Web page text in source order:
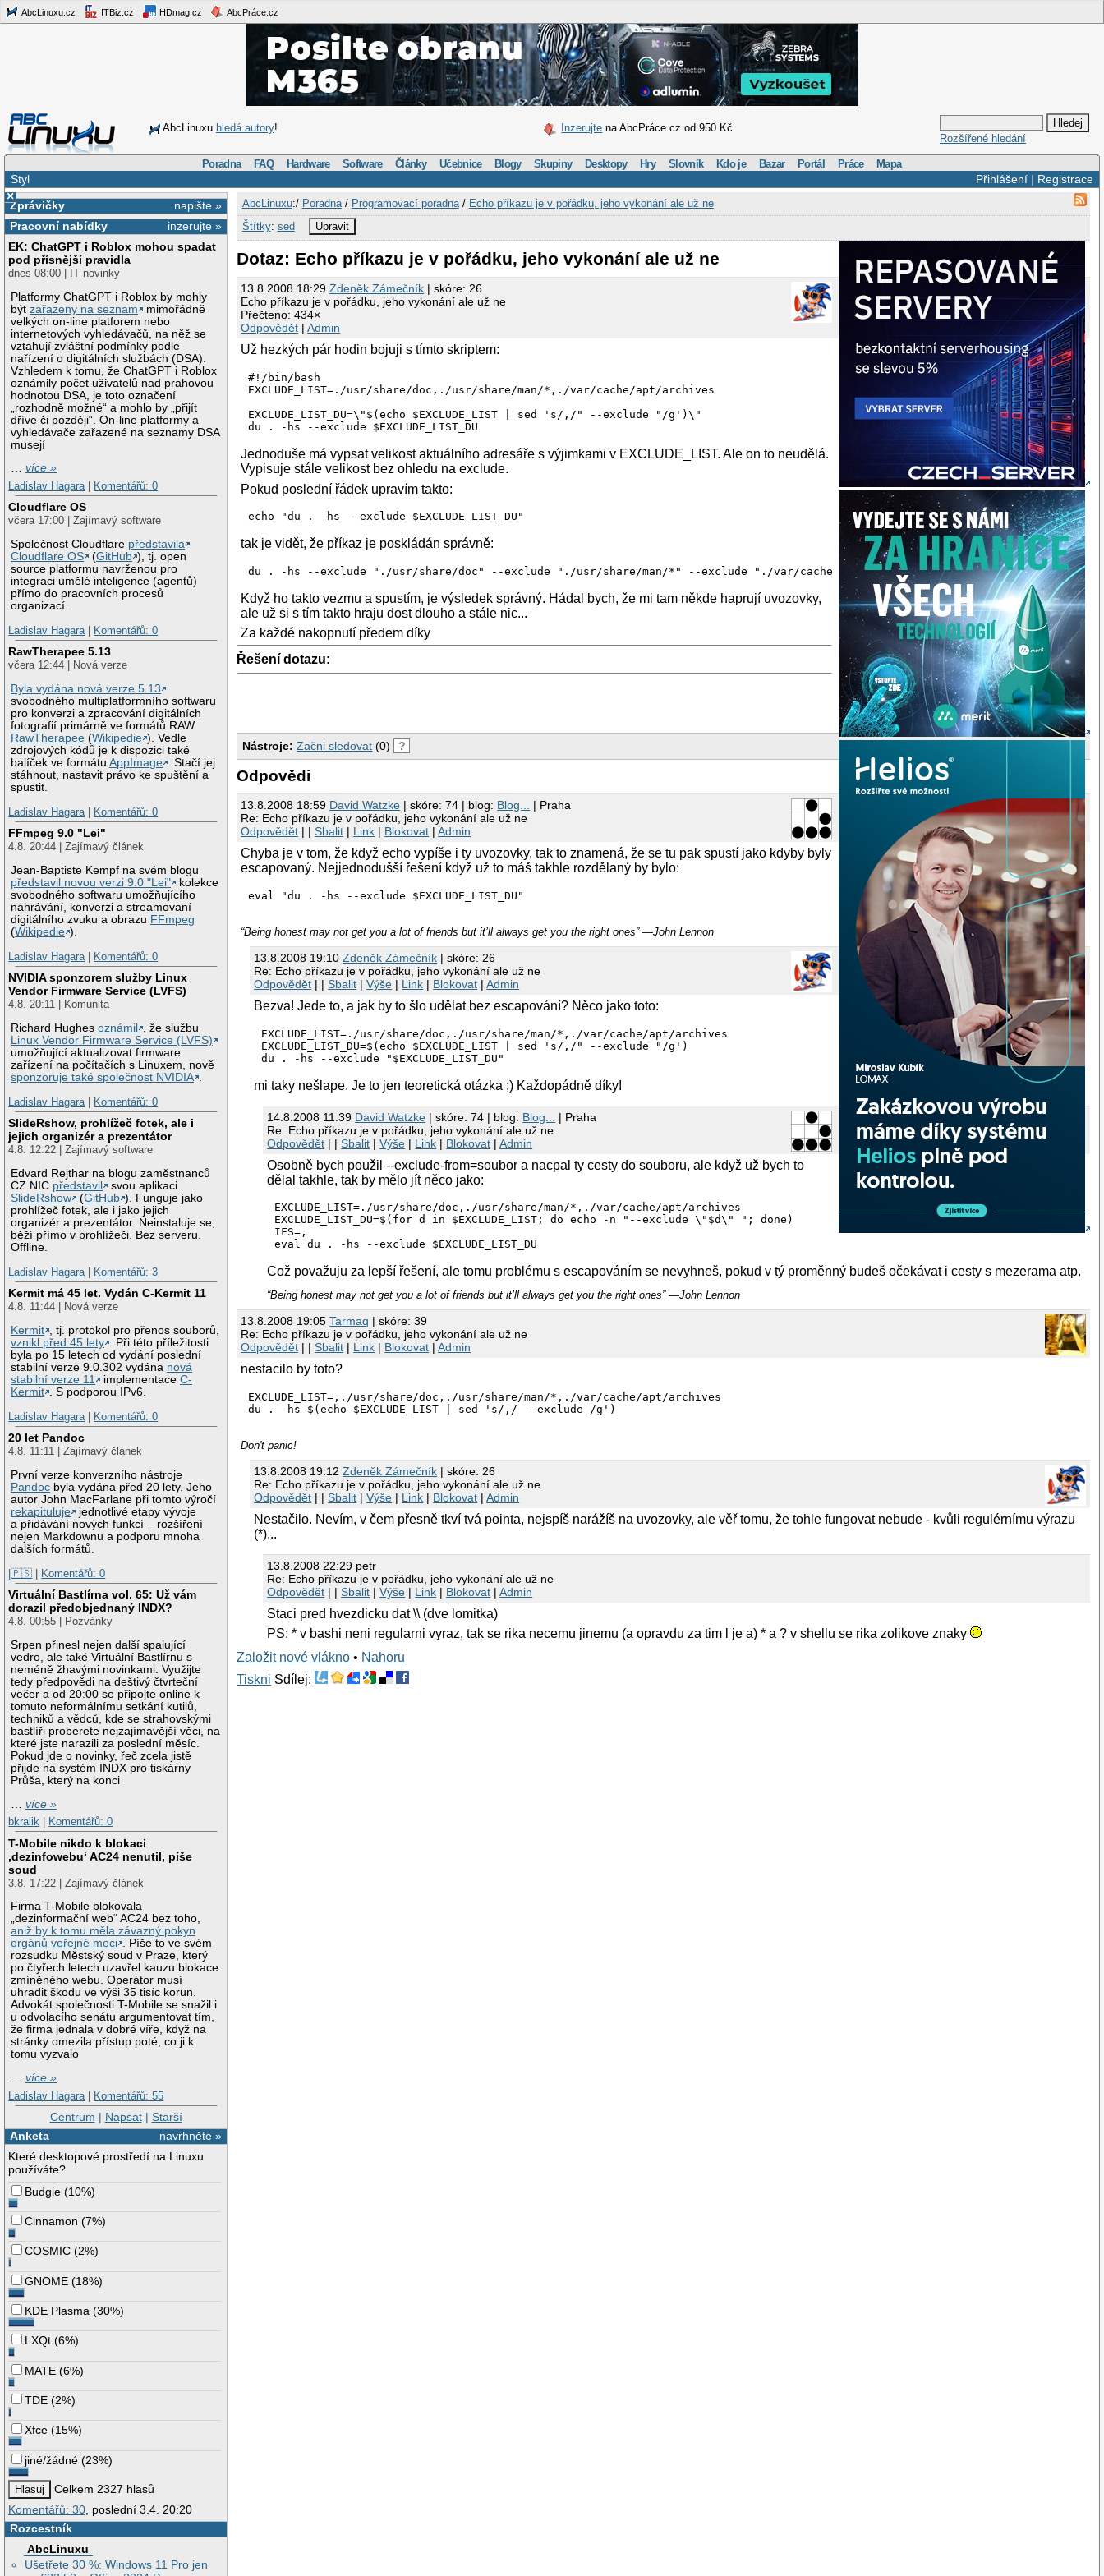
AbcLinuxu.cz ITBiz.cz HDmag.cz AbcPráce.cz
AbcLinuxu hledá autory! Inzerujte na AbcPráce.cz od 950 Kč
Rozšířené hledání
Poradna FAQ Hardware Software Články Učebnice Blogy Skupiny Desktopy Hry Slovník Kdo je Bazar Portál Práce Mapa
Přihlášení| Registrace
Styl
×
napište »
Zprávičky
inzerujte »
Pracovní nabídky
EK: ChatGPT i Roblox mohou spadat
pod přísnější pravidla
dnes 08:00 | IT novinky
Platformy ChatGPT i Roblox by mohly
býtzařazeny na seznam
mimořádně
velkých on-line platforem nebo
internetových vyhledávačů, na něž se
vztahují zvláštní podmínky podle
nařízení o digitálních službách (DSA).
Vzhledem k tomu, že ChatGPT i Roblox
oznámily počet uživatelů nad prahovou
hodnotou DSA, je toto označení
„rozhodně možné“ a mohlo by „přijít
dříve či později“. On-line platformy a
vyhledávače zařazené na seznamy DSA
musejí
…více »
Ladislav Hagara
Komentářů: 0
Cloudflare OS
včera 17:00 | Zajímavý software
Společnost Cloudflare představila
Cloudflare OS
(GitHub ), tj. open
source platformu navrženou pro
integraci umělé inteligence (agentů)
přímo do pracovních procesů
organizací.
Ladislav Hagara
Komentářů: 0
RawTherapee 5.13
včera 12:44 | Nová verze
Byla vydána nová verze 5.13
svobodného multiplatformního softwaru
pro konverzi a zpracování digitálních
fotografií primárně ve formátů RAW
RawTherapee (Wikipedie ). Vedle
zdrojových kódů je k dispozici také
balíček ve formátuAppImage . Stačí jej
stáhnout, nastavit právo ke spuštění a
spustit.
Ladislav Hagara
Komentářů: 0
FFmpeg 9.0 "Lei"
4.8. 20:44 | Zajímavý článek
Jean-Baptiste Kempf na svém blogu
představil novou verzi 9.0 "Lei"
kolekce
svobodného softwaru umožňujícího
nahrávání, konverzi a streamovaní
digitálního zvuku a obrazu FFmpeg
(Wikipedie ).
Ladislav Hagara
Komentářů: 0
NVIDIA sponzorem služby Linux
Vendor Firmware Service (LVFS)
4.8. 20:11 | Komunita
Richard Hughesoznámil
, že službu
Linux Vendor Firmware Service (LVFS)
umožňující aktualizovat firmware
zařízení na počítačích s Linuxem, nově
sponzoruje také společnost NVIDIA .
Ladislav Hagara | Komentářů: 0
SlideRshow, prohlížeč fotek, ale i
jejich organizér a prezentátor
4.8. 12:22 | Zajímavý software
Edvard Rejthar na blogu zaměstnanců
CZ.NIC představil
svou aplikaci
SlideRshow
(GitHub ). Funguje jako
prohlížeč fotek, ale i jako jejich
organizér a prezentátor. Neinstaluje se,
běží přímo v prohlížeči. Bez serveru.
Offline.
Ladislav Hagara | Komentářů: 3
Kermit má 45 let. Vydán C-Kermit 11
4.8. 11:44 | Nová verze
Kermit , tj. protokol pro přenos souborů,
vznikl před 45 lety . Při této příležitosti
byla po 15 letech od vydání poslední
stabilní verze 9.0.302 vydána nová
stabilní verze 11
implementaceC-
Kermit . S podporou IPv6.
Ladislav Hagara | Komentářů: 0
20 let Pandoc
4.8. 11:11 | Zajímavý článek
První verze konverzního nástroje
Pandoc byla vydána před 20 lety. Jeho
autor John MacFarlane při tomto výročí
rekapituluje
jednotlivé etapy vývoje
a přidávání nových funkcí – rozšíření
nejen Markdownu a podporu mnoha
dalších formátů.
|🇵🇸 | Komentářů: 0
Virtuální Bastlírna vol. 65: Už vám
dorazil předobjednaný INDX?
4.8. 00:55 | Pozvánky
Srpen přinesl nejen další spalující
vedro, ale také Virtuální Bastlírnu s
neméně žhavými novinkami. Využijte
tedy předpovědi na deštivý čtvrteční
večer a od 20:00 se připojte online k
tomuto neformálnímu setkání kutilů,
techniků a vědců, kde se strahovskými
bastlíři proberete nejzajímavější věci, na
které jste narazili za poslední měsíc.
Pokud jde o novinky, řeč zcela jistě
přijde na systém INDX pro tiskárny
Průša, který na konci
…více »
bkralik
Komentářů: 0
T-Mobile nikdo k blokaci
‚dezinfowebu‘ AC24 nenutil, píše
soud
3.8. 17:22 | Zajímavý článek
Firma T-Mobile blokovala
„dezinformační web“ AC24 bez toho,
aniž by k tomu měla závazný pokyn
orgánů veřejné moci . Píše to ve svém
rozsudku Městský soud v Praze, který
po čtyřech letech uzavřel kauzu blokace
zmíněného webu. Operátor musí
uhradit škodu ve výši 35 tisíc korun.
Advokát společnosti T-Mobile se snažil i
u odvolacího senátu argumentovat tím,
že firma jednala v dobré víře, když na
stránky omezila přístup poté, co ji k
tomu vyzvalo
…více »
Ladislav Hagara | Komentářů: 55
Centrum | Napsat| Starší
navrhněte »
Anketa
Které desktopové prostředí na Linuxu
používáte?
Budgie (10%)
Cinnamon (7%)
COSMIC (2%)
GNOME (18%)
KDE Plasma (30%)
LXQt (6%)
MATE (6%)
TDE (2%)
Xfce (15%)
jiné/žádné (23%)
Celkem 2327 hlasů
Komentářů: 30, poslední 3.4. 20:20
Rozcestník
AbcLinuxu
Ušetřete 30 %: Windows 11 Pro jen
AbcLinuxu:/ Poradna/ Programovací poradna/ Echo příkazu je v pořádku, jeho vykonání ale už ne
Štítky: sed Upravit
Dotaz: Echo příkazu je v pořádku, jeho vykonání ale už ne
13.8.2008 18:29Zdeněk Zámečník | skóre: 26
Echo příkazu je v pořádku, jeho vykonání ale už ne
Přečteno: 434×
Odpovědět |Admin
Už hezkých pár hodin bojuji s tímto skriptem:
#!/bin/bash
EXCLUDE_LIST=./usr/share/doc,./usr/share/man/*,./var/cache/apt/archives
EXCLUDE_LIST_DU=\"$(echo $EXCLUDE_LIST | sed 's/,/" --exclude "/g')\"
Jednoduše má vypsat velikost aktuálního adresáře s výjimkami v EXCLUDE_LIST. Ale on to neudělá.
Vypisuje stále velikost bez ohledu na exclude.
Pokud poslední řádek upravím takto:
echo "du . -hs --exclude $EXCLUDE_LIST_DU"
tak je vidět, že příkaz je poskládán správně:
du . -hs --exclude "./usr/share/doc" --exclude "./usr/share/man/*" --exclude "./var/cache/apt/archives"
Když ho takto vezmu a spustím, je výsledek správný. Hádal bych, že mi tam někde haprují uvozovky,
ale už si s tím takto hraju dost dlouho a stále nic...
Za každé nakopnutí předem díky
Řešení dotazu:
Nástroje: Začni sledovat (0) ?
Odpovědi
13.8.2008 18:59 David Watzke | skóre: 74 | blog: Blog... | Praha
Re: Echo příkazu je v pořádku, jeho vykonání ale už ne
Odpovědět | |Sbalit | Link | Blokovat |Admin
Chyba je v tom, že když echo vypíše i ty uvozovky, tak to znamená, že se tu pak spustí jako kdyby byly
escapovaný. Nejjednodušší řešení když už to máš takhle rozdělaný by bylo:
eval "du . -hs --exclude $EXCLUDE_LIST_DU"
“Being honest may not get you a lot of friends but it’ll always get you the right ones” ―John Lennon
13.8.2008 19:10Zdeněk Zámečník | skóre: 26
Re: Echo příkazu je v pořádku, jeho vykonání ale už ne
Odpovědět | |Sbalit |Výše | Link | Blokovat |Admin
Bezva! Jede to, a jak by to šlo udělat bez escapování? Něco jako toto:
EXCLUDE_LIST=./usr/share/doc,./usr/share/man/*,./var/cache/apt/archives
EXCLUDE_LIST_DU=$(echo $EXCLUDE_LIST | sed 's/,/" --exclude "/g')
mi taky nešlape. Je to jen teoretická otázka ;) Každopádně díky!
14.8.2008 11:39 David Watzke | skóre: 74 | blog: Blog...
| Praha
Re: Echo příkazu je v pořádku, jeho vykonání ale už ne
Odpovědět | |Sbalit |Výše | Link | Blokovat |Admin
Osobně bych použil --exclude-from=soubor a nacpal ty cesty do souboru, ale když už bych to
dělal takhle, tak by mělo jít něco jako:
EXCLUDE_LIST=./usr/share/doc,./usr/share/man/*,./var/cache/apt/archives
EXCLUDE_LIST_DU=$(for d in $EXCLUDE_LIST; do echo -n "--exclude \"$d\" "; done)
IFS=,
eval du . -hs --exclude $EXCLUDE_LIST_DU
Což považuju za lepší řešení, ale tomu problému s escapováním se nevyhneš, pokud v tý proměnný budeš očekávat i cesty s mezerama atp.
“Being honest may not get you a lot of friends but it’ll always get you the right ones” ―John Lennon
13.8.2008 19:05Tarmaq | skóre: 39
Re: Echo příkazu je v pořádku, jeho vykonání ale už ne
Odpovědět | |Sbalit | Link | Blokovat |Admin
nestacilo by toto?
EXCLUDE_LIST=,./usr/share/doc,./usr/share/man/*,./var/cache/apt/archives
Don't panic!
13.8.2008 19:12Zdeněk Zámečník | skóre: 26
Re: Echo příkazu je v pořádku, jeho vykonání ale už ne
Odpovědět | |Sbalit |Výše | Link | Blokovat |Admin
Nestačilo. Nevím, v čem přesně tkví tvá pointa, nejspíš narážíš na uvozovky, ale věř tomu, že tohle fungovat nebude - kvůli regulérnímu výrazu
(*)...
13.8.2008 22:29 petr
Re: Echo příkazu je v pořádku, jeho vykonání ale už ne
Odpovědět | |Sbalit |Výše | Link | Blokovat |Admin
Staci pred hvezdicku dat \\ (dve lomitka)
PS: * v bashi neni regularni vyraz, tak se rika necemu jinemu (a opravdu za tim l je a) * a ? v shellu se rika zolikove znaky
Založit nové vlákno • Nahoru
Tiskni Sdílej: